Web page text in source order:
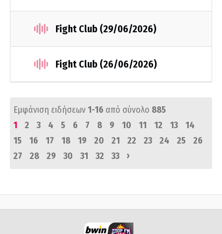
Fight Club (29/06/2026)
Fight Club (26/06/2026)
Εμφάνιση ειδήσεων1-16 από σύνολο 885
1
2 3 4 5 6 7 8 9 10 11 12 13
14
15
16 17 18 19 20 21 22 23 24 25
26
27
28 29 30 31 32 33 ›